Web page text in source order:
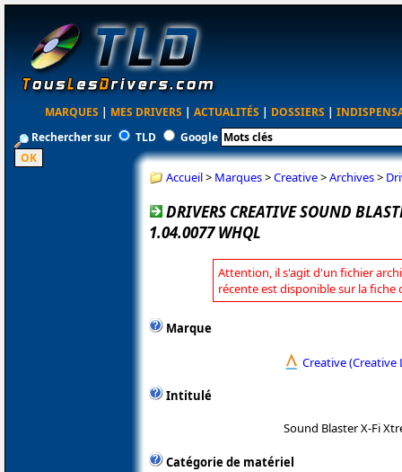
MARQUES | MES DRIVERS | ACTUALITÉS | DOSSIERS |
Rechercher sur
TLD Google
Accueil> Marques>Creative>Archives>
DRIVERS CREATIVE SOUND
1.04.0077 WHQL
Attention, il s'agit d'un fichier
récente est disponible sur la fiche
Marque
Creative (Creative
Intitulé
Sound Blaster X-Fi
Catégorie de matériel